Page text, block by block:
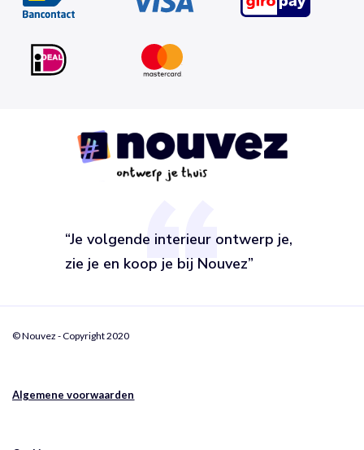
“Je volgende interieur ontwerp je,
zie je en koop je bij Nouvez”
© Nouvez - Copyright 2020
Algemene voorwaarden